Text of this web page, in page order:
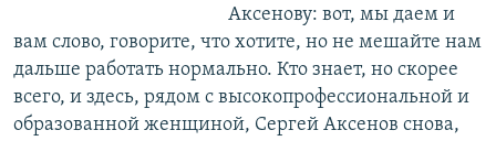
Аксенову: вот, мы даем и
вам слово, говорите, что хотите, но не мешайте нам
дальше работать нормально. Кто знает, но скорее
всего, и здесь, рядом с высокопрофессиональной и
образованной женщиной, Сергей Аксенов снова,